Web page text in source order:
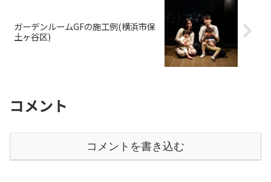
ガーデンルームGFの施工例(横浜市保
土ヶ谷区)
コメント
コメントを書き込む